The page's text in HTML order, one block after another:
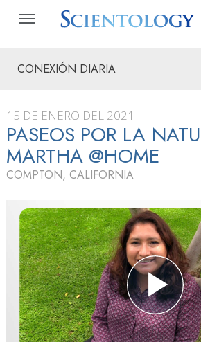
CONEXIÓN DIARIA
15 DE ENERO DEL 2021
PASEOS POR LA
MARTHA @HOME
COMPTON, CALIFORNIA